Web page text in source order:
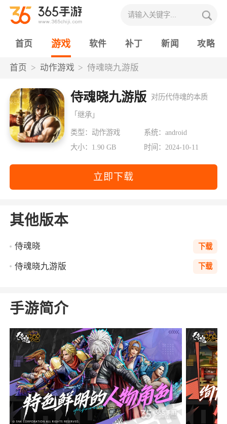
首页 游戏 软件 补丁 新闻 攻略
首页 动作游戏 侍魂晓九游版
侍魂晓九游版 对历代侍魂的本质
「继承」
类型：动作游戏
系统：android
大小：1.90 GB
时间：2024-10-11
立即下载
其他版本
侍魂晓 下载
侍魂晓九游版 下载
手游简介